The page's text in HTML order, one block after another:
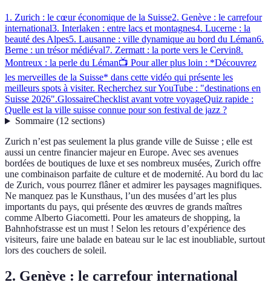
1. Zurich : le cœur économique de la Suisse2. Genève : le carrefour
international3. Interlaken : entre lacs et montagnes4. Lucerne : la
beauté des Alpes5. Lausanne : ville dynamique au bord du Léman6.
Berne : un trésor médiéval7. Zermatt : la porte vers le Cervin8.
Montreux : la perle du Léman📺 Pour aller plus loin : *Découvrez
les merveilles de la Suisse* dans cette vidéo qui présente les
meilleurs spots à visiter. Recherchez sur YouTube : "destinations en
Suisse 2026".GlossaireChecklist avant votre voyageQuiz rapide :
Quelle est la ville suisse connue pour son festival de jazz ?
Sommaire(12 sections)
Zurich n’est pas seulement la plus grande ville de Suisse ; elle est
aussi un centre financier majeur en Europe. Avec ses avenues
bordées de boutiques de luxe et ses nombreux musées, Zurich offre
une combinaison parfaite de culture et de modernité. Au bord du lac
de Zurich, vous pourrez flâner et admirer les paysages magnifiques.
Ne manquez pas le Kunsthaus, l’un des musées d’art les plus
importants du pays, qui présente des œuvres de grands maîtres
comme Alberto Giacometti. Pour les amateurs de shopping, la
Bahnhofstrasse est un must ! Selon les retours d’expérience des
visiteurs, faire une balade en bateau sur le lac est inoubliable, surtout
lors des couchers de soleil.
2. Genève : le carrefour international